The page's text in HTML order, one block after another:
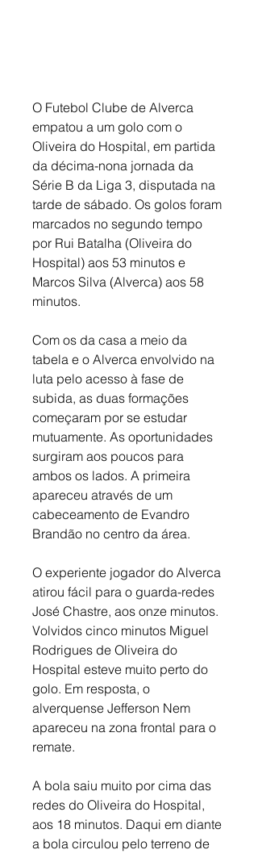
O Futebol Clube de Alverca
empatou a um golo com o
Oliveira do Hospital, em partida
da décima-nona jornada da
Série B da Liga 3, disputada na
tarde de sábado. Os golos foram
marcados no segundo tempo
por Rui Batalha (Oliveira do
Hospital) aos 53 minutos e
Marcos Silva (Alverca) aos 58
minutos.
Com os da casa a meio da
tabela e o Alverca envolvido na
luta pelo acesso à fase de
subida, as duas formações
começaram por se estudar
mutuamente. As oportunidades
surgiram aos poucos para
ambos os lados. A primeira
apareceu através de um
cabeceamento de Evandro
Brandão no centro da área.
O experiente jogador do Alverca
atirou fácil para o guarda-redes
José Chastre, aos onze minutos.
Volvidos cinco minutos Miguel
Rodrigues de Oliveira do
Hospital esteve muito perto do
golo. Em resposta, o
alverquense Jefferson Nem
apareceu na zona frontal para o
remate.
A bola saiu muito por cima das
redes do Oliveira do Hospital,
aos 18 minutos. Daqui em diante
a bola circulou pelo terreno de